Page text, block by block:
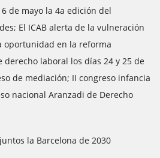
de mayo la 4a edición del
El ICAB alerta de la vulneración
oportunidad en la reforma
derecho laboral los días 24 y 25 de
de mediación; II congreso infancia
nacional Aranzadi de Derecho
la Barcelona de 2030